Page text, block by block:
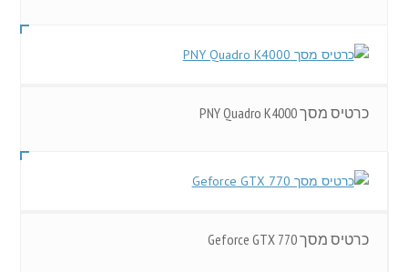
כרטיס מסך PNY Quadro K4000
כרטיס מסך Geforce GTX 770